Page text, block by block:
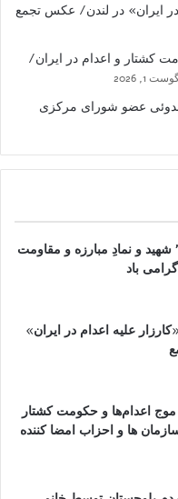
ایران» در لندن/ عکس تجمع
کشتار و اعدام در ایران/
1, 2026
بندوئی عضو شورای مرکزی
شهید و نمادِ مبارزه و مقاومت
باد
علیه اعدام در ایران»
اعدام‌ها و حکومت کشتار
ها و احزاب امضا کننده